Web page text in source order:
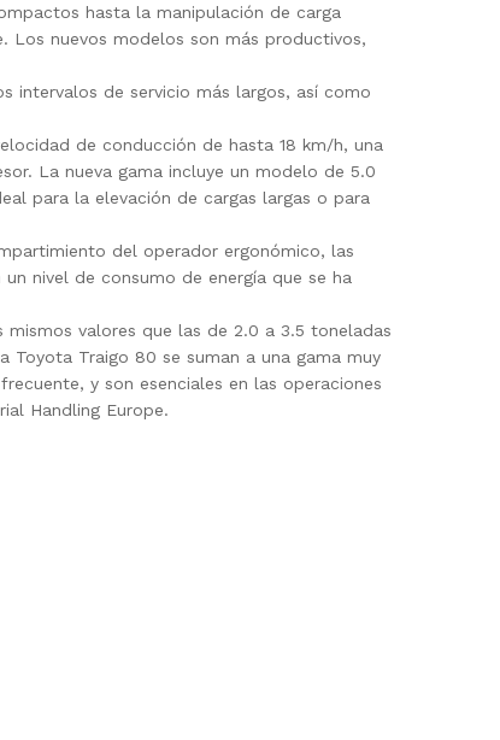
hasta la manipulación de carga
Los nuevos modelos son más productivos,
intervalos de servicio más largos, así como
de conducción de hasta 18 km/h, una
La nueva gama incluye un modelo de 5.0
para la elevación de cargas largas o para
del operador ergonómico, las
nivel de consumo de energía que se ha
valores que las de 2.0 a 3.5 toneladas
Traigo 80 se suman a una gama muy
y son esenciales en las operaciones
Handling Europe.